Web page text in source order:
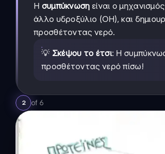
Η συμπύκνωση είναι ο
άλλο υδροξύλιο (OH), και
προσθέτοντας νερό.
💡 Σκέψου το έτσι: Η
προσθέτοντας νερό πίσω!
2 of 6